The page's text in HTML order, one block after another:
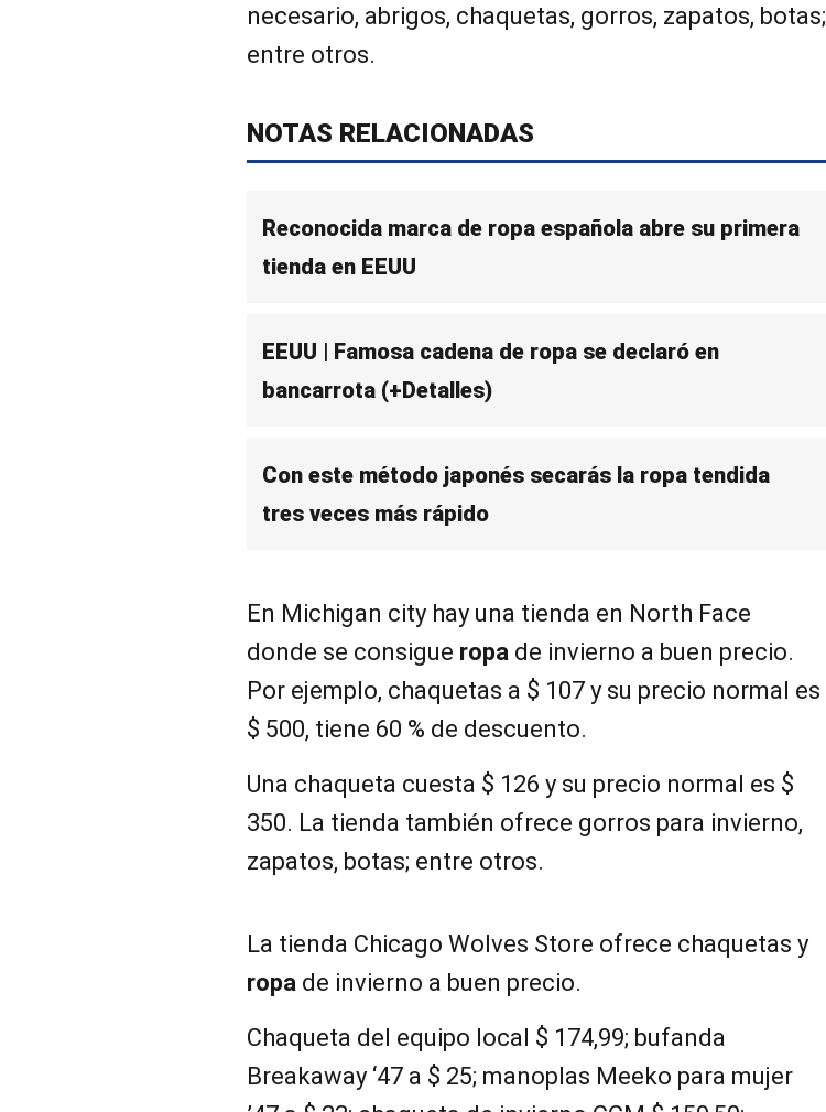
necesario, abrigos, chaquetas, gorros, zapatos, botas;
entre otros.
NOTAS RELACIONADAS
Reconocida marca de ropa española abre su primera
tienda en EEUU
EEUU | Famosa cadena de ropa se declaró en
bancarrota (+Detalles)
Con este método japonés secarás la ropa tendida
tres veces más rápido
En Michigan city hay una tienda en North Face
donde se consigue ropa de invierno a buen precio.
Por ejemplo, chaquetas a $ 107 y su precio normal es
$ 500, tiene 60 % de descuento.
Una chaqueta cuesta $ 126 y su precio normal es $
350. La tienda también ofrece gorros para invierno,
zapatos, botas; entre otros.
La tienda Chicago Wolves Store ofrece chaquetas y
ropa de invierno a buen precio.
Chaqueta del equipo local $ 174,99; bufanda
Breakaway ‘47 a $ 25; manoplas Meeko para mujer